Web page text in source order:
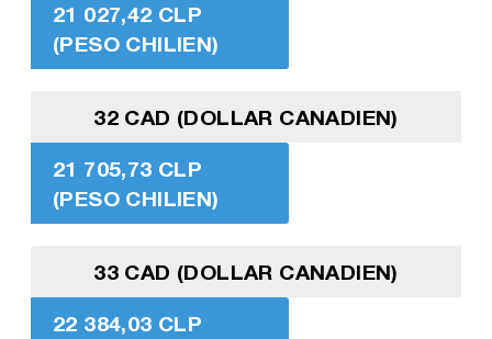
21 027,42 CLP
(PESO CHILIEN)
32 CAD (DOLLAR CANADIEN)
21 705,73 CLP
(PESO CHILIEN)
33 CAD (DOLLAR CANADIEN)
22 384,03 CLP